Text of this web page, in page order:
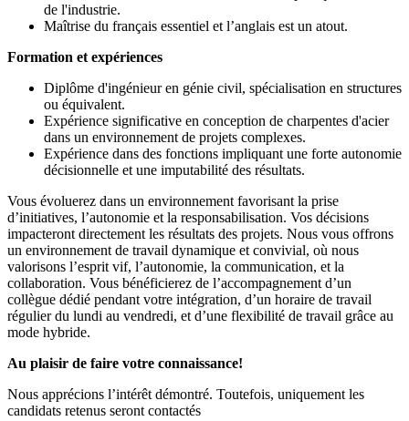
de l'industrie.
Maîtrise du français essentiel et l’anglais est un atout.
Formation et expériences
Diplôme d'ingénieur en génie civil, spécialisation en structures
ou équivalent.
Expérience significative en conception de charpentes d'acier
dans un environnement de projets complexes.
Expérience dans des fonctions impliquant une forte autonomie
décisionnelle et une imputabilité des résultats.
Vous évoluerez dans un environnement favorisant la prise
d’initiatives, l’autonomie et la responsabilisation. Vos décisions
impacteront directement les résultats des projets. Nous vous offrons
un environnement de travail dynamique et convivial, où nous
valorisons l’esprit vif, l’autonomie, la communication, et la
collaboration. Vous bénéficierez de l’accompagnement d’un
collègue dédié pendant votre intégration, d’un horaire de travail
régulier du lundi au vendredi, et d’une flexibilité de travail grâce au
mode hybride.
Au plaisir de faire votre connaissance!
Nous apprécions l’intérêt démontré. Toutefois, uniquement les
candidats retenus seront contactés